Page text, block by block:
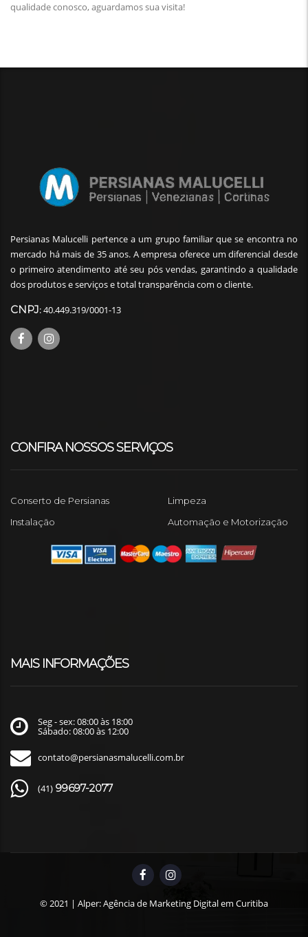
qualidade conosco, aguardamos sua visita!
Persianas Malucelli pertence a um grupo familiar que se encontra no
mercado há mais de 35 anos. A empresa oferece um diferencial desde
o primeiro atendimento até seu pós vendas, garantindo a qualidade
dos produtos e serviços e total transparência com o cliente.
CNPJ: 40.449.319/0001-13
CONFIRA NOSSOS SERVIÇOS
Conserto de Persianas
Limpeza
Instalação
Automação e Motorização
MAIS INFORMAÇÕES
Seg - sex: 08:00 às 18:00
Sábado: 08:00 às 12:00
contato@persianasmalucelli.com.br
(41) 99697-2077
© 2021 | Alper: Agência de Marketing Digital em Curitiba